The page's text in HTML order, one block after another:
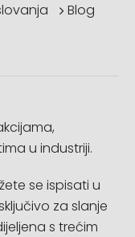
Blog
u industriji.
se ispisati u
za slanje
s trećim